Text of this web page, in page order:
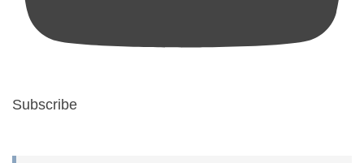
Subscribe